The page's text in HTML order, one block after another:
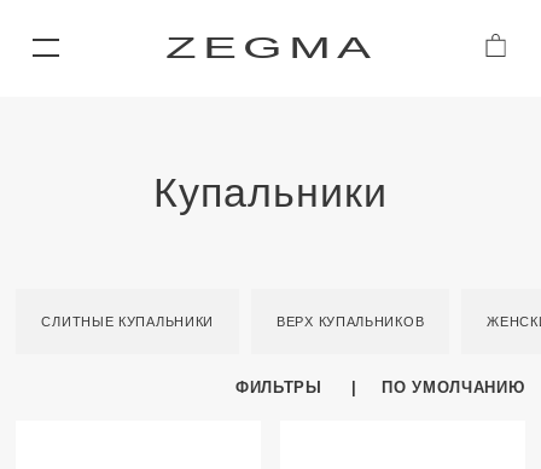
ZEGMA
Купальники
СЛИТНЫЕ КУПАЛЬНИКИ ВЕРХ КУПАЛЬНИКОВ
ФИЛЬТРЫ ПО УМОЛЧАНИЮ